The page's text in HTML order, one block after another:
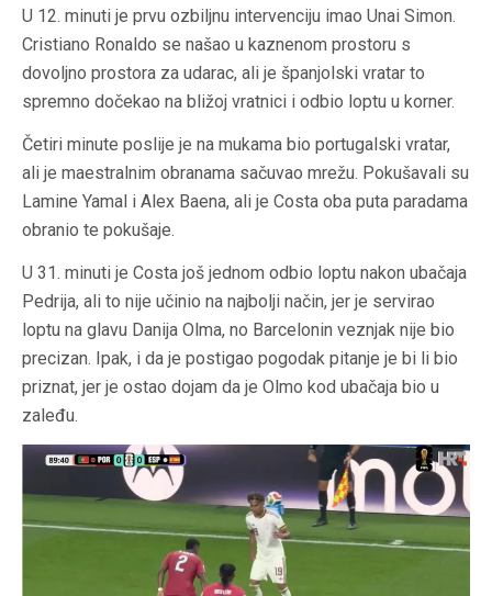
U 12. minuti je prvu ozbiljnu intervenciju imao Unai Simon.
Cristiano Ronaldo se našao u kaznenom prostoru s
dovoljno prostora za udarac, ali je španjolski vratar to
spremno dočekao na bližoj vratnici i odbio loptu u korner.
Četiri minute poslije je na mukama bio portugalski vratar,
ali je maestralnim obranama sačuvao mrežu. Pokušavali su
Lamine Yamal i Alex Baena, ali je Costa oba puta paradama
obranio te pokušaje.
U 31. minuti je Costa još jednom odbio loptu nakon ubačaja
Pedrija, ali to nije učinio na najbolji način, jer je servirao
loptu na glavu Danija Olma, no Barcelonin veznjak nije bio
precizan. Ipak, i da je postigao pogodak pitanje je bi li bio
priznat, jer je ostao dojam da je Olmo kod ubačaja bio u
zaleđu.